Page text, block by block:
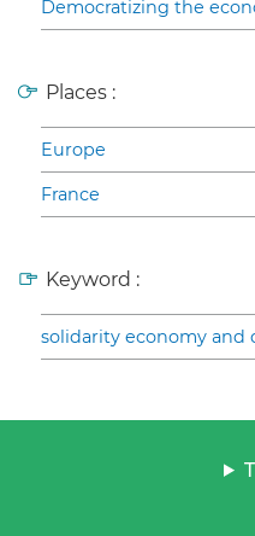
Democratizing the
Places :
Europe
France
Keyword :
solidarity economy